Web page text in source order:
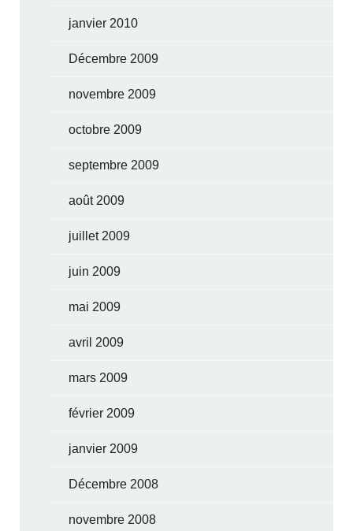
janvier 2010
Décembre 2009
novembre 2009
octobre 2009
septembre 2009
août 2009
juillet 2009
juin 2009
mai 2009
avril 2009
mars 2009
février 2009
janvier 2009
Décembre 2008
novembre 2008